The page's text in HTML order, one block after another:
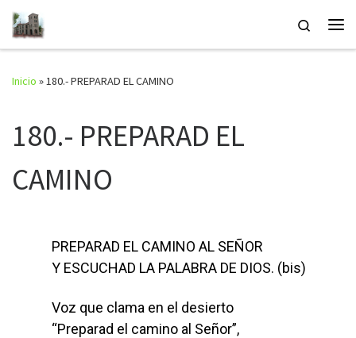
Saltar al contenido Search
Inicio »180.- PREPARAD EL CAMINO
180.- PREPARAD EL
CAMINO
PREPARAD EL CAMINO AL SEÑOR
Y ESCUCHAD LA PALABRA DE DIOS. (bis)
Voz que clama en el desierto
“Preparad el camino al Señor”,